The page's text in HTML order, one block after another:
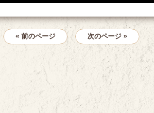
« 前のページ 次のページ »